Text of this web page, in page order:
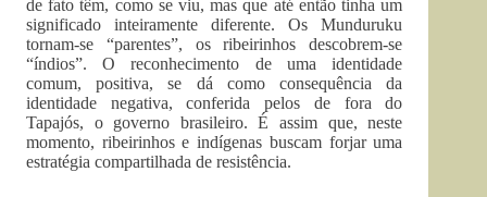
de fato têm, como se viu, mas que até então tinha um
significado inteiramente diferente. Os Munduruku
tornam-se “parentes”, os ribeirinhos descobrem-se
“índios”. O reconhecimento de uma identidade
comum, positiva, se dá como consequência da
identidade negativa, conferida pelos de fora do
Tapajós, o governo brasileiro. É assim que, neste
momento, ribeirinhos e indígenas buscam forjar uma
estratégia compartilhada de resistência.